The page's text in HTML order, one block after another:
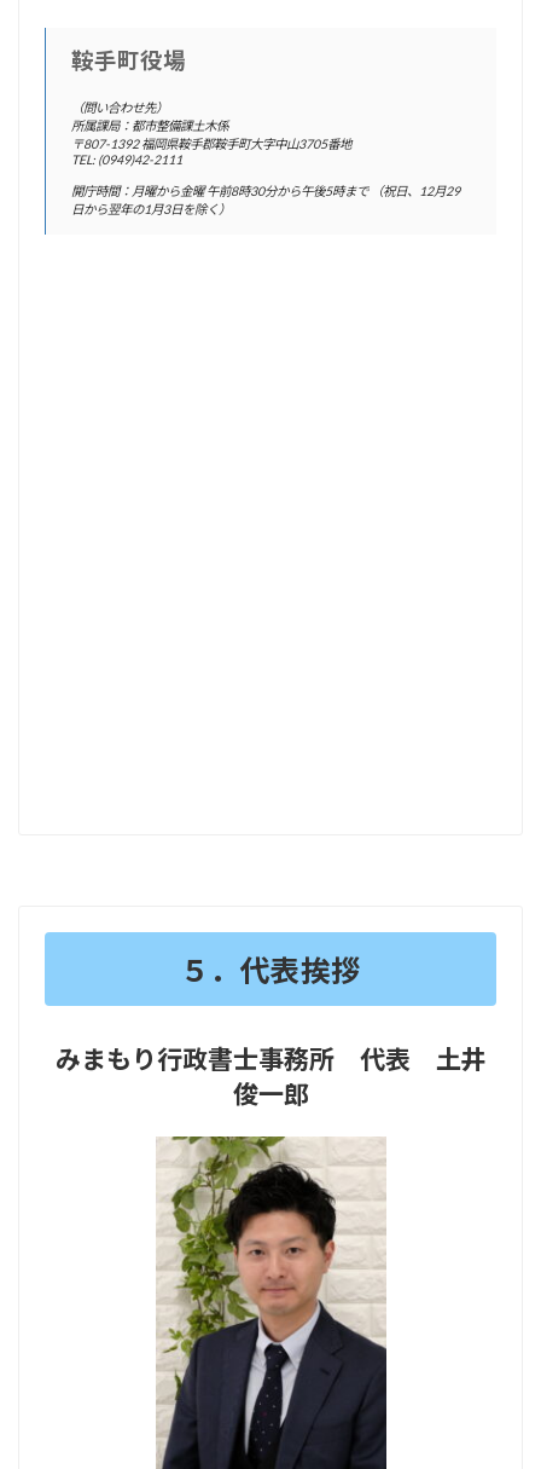
鞍手町役場
（問い合わせ先）
所属課局：都市整備課土木係
〒807-1392 福岡県鞍手郡鞍手町大字中山3705番地
TEL: (0949)42-2111
開庁時間：月曜から金曜 午前8時30分から午後5時まで （祝日、12月29
日から翌年の1月3日を除く）
５．代表挨拶
みまもり行政書士事務所 代表 土井
俊一郎